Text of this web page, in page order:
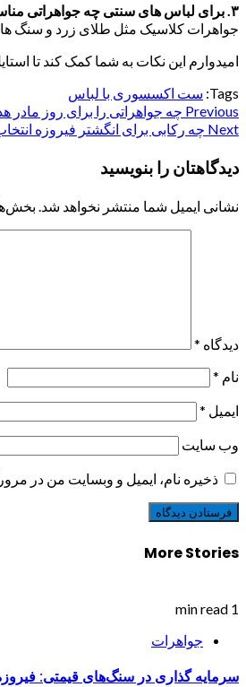
۳.برای لباس های سنتی چه جواهراتی
جواهرات کلاسیک مثل طلای زرد و سنگ
امیدوارم این نکات به شما کمک کند تا
Tags: ست اکسسوری با لباس
Continue
Reading
Previous چه جواهراتی را برای روز مادر
Next چه رکابی برای انگشتر فیروزه
دیدگاهتان را بنویسید
نشانی ایمیل شما منتشر نخواهد شد.
دیدگاه *
نام *
ایمیل *
وب‌ سایت
ذخیره نام، ایمیل و وبسایت من در
More Stories
1 min read
جواهرات
سرمایه گذاری در سنگ‌های قیمتی: